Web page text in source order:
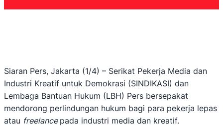
Siaran Pers, Jakarta (1/4) – Serikat Pekerja Media dan
Industri Kreatif untuk Demokrasi (SINDIKASI) dan
Lembaga Bantuan Hukum (LBH) Pers bersepakat
mendorong perlindungan hukum bagi para pekerja lepas
atau freelance pada industri media dan kreatif.